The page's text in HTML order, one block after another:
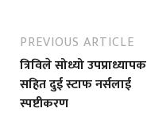
PREVIOUS ARTICLE
त्रिविले सोध्यो उपप्राध्यापक
सहित दुई स्टाफ नर्सलाई
स्पष्टीकरण